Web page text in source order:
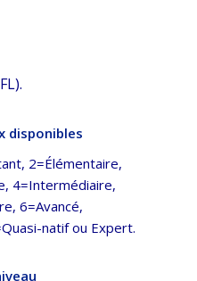
disponibles
2=Élémentaire,
4=Intermédiaire,
6=Avancé,
natif ou Expert.